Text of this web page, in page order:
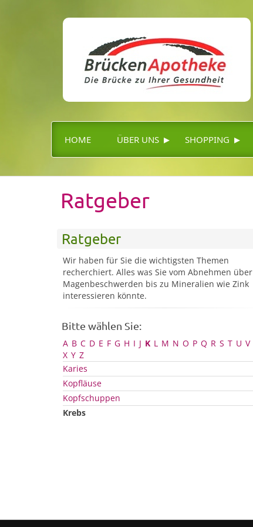
HOME ÜBER UNS ▸ SHOPPING ▸
Ratgeber
Ratgeber
Wir haben für Sie die wichtigsten Themen
recherchiert. Alles was Sie vom Abnehmen über
Magenbeschwerden bis zu Mineralien wie Zink
interessieren könnte.
Bitte wählen Sie:
A B C D E F G H I J K L M N O P Q R S T U V
X Y Z
Karies
Kopfläuse
Kopfschuppen
Krebs